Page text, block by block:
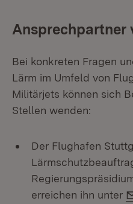
Ansprechpartner
Bei konkreten Fragen
Lärm im Umfeld von
Militärjets können sich
Stellen wenden:
Der Flughafen
erreichen ihn unter